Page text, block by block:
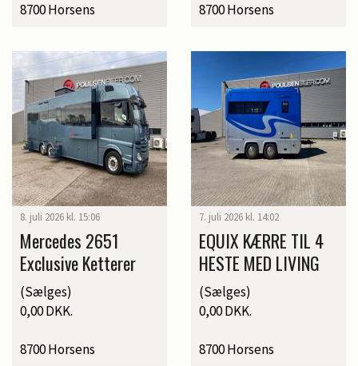
8700 Horsens 8700 Horsens
8. juli 2026 kl. 15:06
Mercedes 2651
Exclusive Ketterer
(Sælges)
0,00 DKK.
8700 Horsens
7. juli 2026 kl. 14:02
EQUIX KÆRRE TIL 4
HESTE MED LIVING
(Sælges)
0,00 DKK.
8700 Horsens